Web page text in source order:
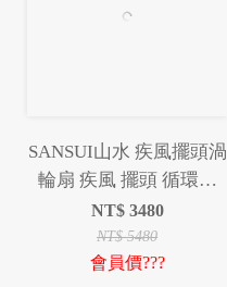
SANSUI山水 疾風擺頭渦
輪扇 疾風 擺頭 循環扇
露營 渦輪扇 風扇【贈收
納袋】
NT$ 3480
NT$5480
會員價???